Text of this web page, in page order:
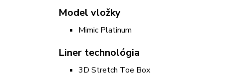
Model vložky
Mimic Platinum
Liner technológia
3D Stretch Toe Box